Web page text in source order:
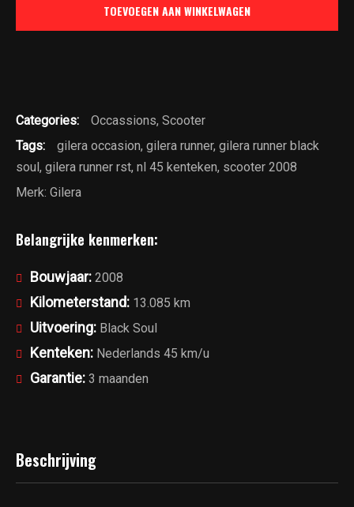
Km
stand
13085
|
kenteken
TOEVOEGEN AAN WINKELWAGEN
Categories: Occassions, Scooter
Tags:
gilera occasion, gilera runner, gilera runner black
soul, gilera runner rst, nl 45 kenteken, scooter 2008
Merk: Gilera
Belangrijke kenmerken:
Bouwjaar: 2008
Kilometerstand: 13.085 km
Uitvoering: Black Soul
Kenteken: Nederlands 45 km/u
Garantie: 3 maanden
Beschrijving